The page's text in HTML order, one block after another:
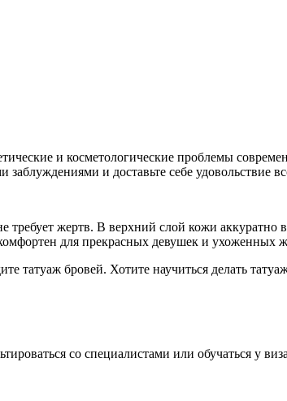
и косметологические проблемы
и доставьте себе удовольствие
жертв. В верхний слой кожи аккуратно
для прекрасных девушек и ухоженных
татуаж бровей. Хотите научиться делать
со специалистами или обучаться у